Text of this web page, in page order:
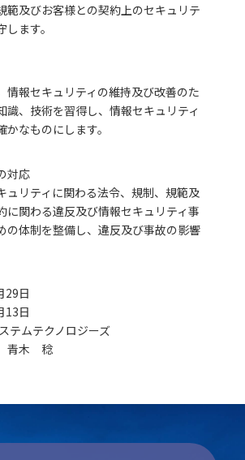
範及びお客様との契約上のセキュリテ
ます。
情報セキュリティの維持及び改善のた
識、技術を習得し、情報セキュリティ
なものにします。
対応
ュリティに関わる法令、規制、規範及
に関わる違反及び情報セキュリティ事
の体制を整備し、違反及び事故の影響
29日
13日
テムテクノロジーズ
青木 稔